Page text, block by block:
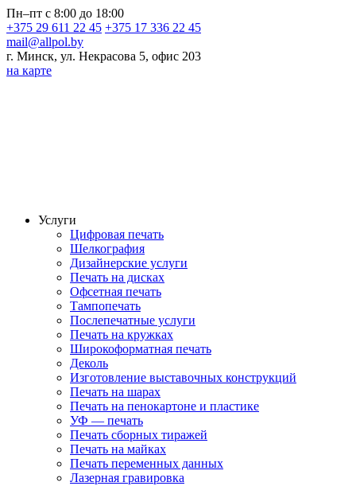
Пн–пт с 8:00 до 18:00
+375 29 611 22 45 +375 17 336 22 45
mail@allpol.by
г. Минск, ул. Некрасова 5, офис 203
на карте
Услуги
Цифровая печать
Шелкография
Дизайнерские услуги
Печать на дисках
Офсетная печать
Тампопечать
Послепечатные услуги
Печать на кружках
Широкоформатная печать
Деколь
Изготовление выставочных конструкций
Печать на шарах
Печать на пенокартоне и пластике
УФ — печать
Печать сборных тиражей
Печать на майках
Печать переменных данных
Лазерная гравировка